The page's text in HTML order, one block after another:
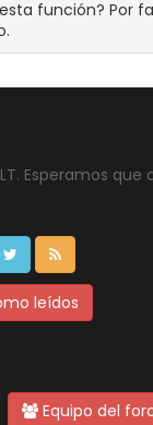
función? Por
Esperamos que
leídos
Equipo del